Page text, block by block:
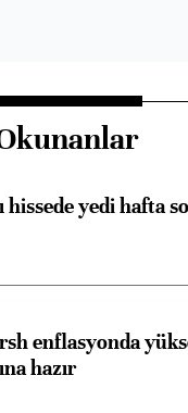
hissede yedi hafta
enflasyonda
hazır